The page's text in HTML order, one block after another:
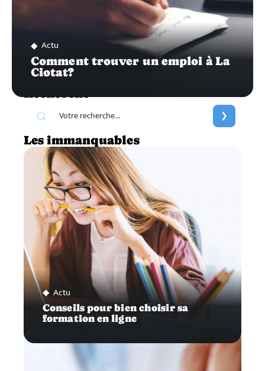
Actu
Comment trouver un emploi à La
Ciotat?
Recherche
Les immanquables
Actu
Conseils pour bien choisir sa
formation en ligne